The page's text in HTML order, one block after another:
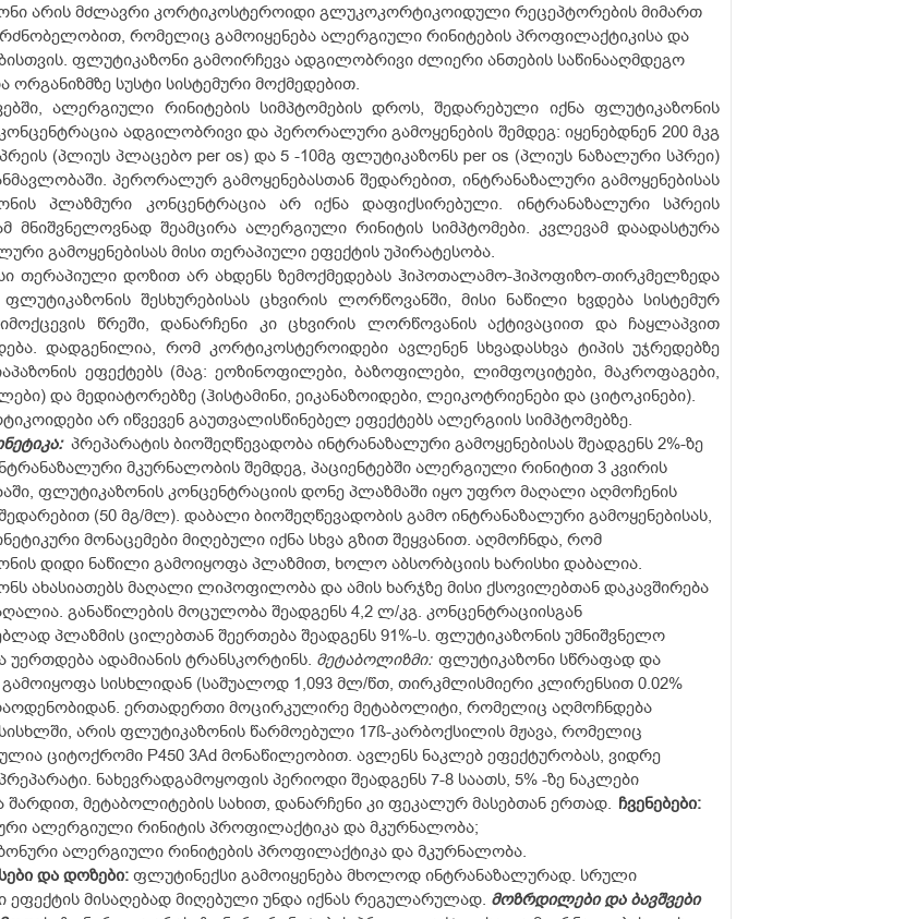
არის მძლავრი კორტიკოსტეროიდი გლუკოკორტიკოიდული რეცეპტორების მიმართ
რომელიც გამოიყენება ალერგიული რინიტების პროფილაქტიკისა და
ფლუტიკაზონი გამოირჩევა ადგილობრივი ძლიერი ანთების საწინააღმდეგო
ორგანიზმზე სუსტი სისტემური მოქმედებით.
ალერგიული რინიტების სიმპტომების დროს, შედარებული იქნა ფლუტიკაზონის
ადგილობრივი და პერორალური გამოყენების შემდეგ: იყენებდნენ 200 მკგ
(პლიუს პლაცებო per os) და 5 -10მგ ფლუტიკაზონს per os (პლიუს ნაზალური სპრეი)
პერორალურ გამოყენებასთან შედარებით, ინტრანაზალური გამოყენებისას
პლაზმური კონცენტრაცია არ იქნა დაფიქსირებული. ინტრანაზალური სპრეის
მნიშვნელოვნად შეამცირა ალერგიული რინიტის სიმპტომები. კვლევამ დაადასტურა
გამოყენებისას მისი თერაპიული ეფექტის უპირატესობა.
თერაპიული დოზით არ ახდენს ზემოქმედებას ჰიპოთალამო-ჰიპოფიზო-თირკმელზედა
ფლუტიკაზონის შესხურებისას ცხვირის ლორწოვანში, მისი ნაწილი ხვდება სისტემურ
წრეში, დანარჩენი კი ცხვირის ლორწოვანის აქტივაციით და ჩაყლაპვით
დადგენილია, რომ კორტიკოსტეროიდები ავლენენ სხვადასხვა ტიპის უჯრედებზე
ეფექტებს (მაგ: ეოზინოფილები, ბაზოფილები, ლიმფოციტები, მაკროფაგები,
და მედიატორებზე (ჰისტამინი, ეიკანაზოიდები, ლეიკოტრიენები და ციტოკინები).
არ იწვევენ გაუთვალისწინებელ ეფექტებს ალერგიის სიმპტომებზე.
პრეპარატის ბიოშეღწევადობა ინტრანაზალური გამოყენებისას შეადგენს 2%-ზე
მკურნალობის შემდეგ, პაციენტებში ალერგიული რინიტით 3 კვირის
ფლუტიკაზონის კონცენტრაციის დონე პლაზმაში იყო უფრო მაღალი აღმოჩენის
(50 მგ/მლ). დაბალი ბიოშეღწევადობის გამო ინტრანაზალური გამოყენებისას,
მონაცემები მიღებული იქნა სხვა გზით შეყვანით. აღმოჩნდა, რომ
დიდი ნაწილი გამოიყოფა პლაზმით, ხოლო აბსორბციის ხარისხი დაბალია.
ახასიათებს მაღალი ლიპოფილობა და ამის ხარჯზე მისი ქსოვილებთან დაკავშირება
განაწილების მოცულობა შეადგენს 4,2 ლ/კგ. კონცენტრაციისგან
პლაზმის ცილებთან შეერთება შეადგენს 91%-ს. ფლუტიკაზონის უმნიშვნელო
ადამიანის ტრანსკორტინს. მეტაბოლიზმი: ფლუტიკაზონი სწრაფად და
სისხლიდან (საშუალოდ 1,093 მლ/წთ, თირკმლისმიერი კლირენსით 0.02%
ერთადერთი მოცირკულირე მეტაბოლიტი, რომელიც აღმოჩნდება
არის ფლუტიკაზონის წარმოებული 17ß-კარბოქსილის მჟავა, რომელიც
ციტოქრომი P450 3Ad მონაწილეობით. ავლენს ნაკლებ ეფექტურობას, ვიდრე
ნახევრადგამოყოფის პერიოდი შეადგენს 7-8 საათს, 5% -ზე ნაკლები
შარდით, მეტაბოლიტების სახით, დანარჩენი კი ფეკალურ მასებთან ერთად. ჩვენებები:
ალერგიული რინიტის პროფილაქტიკა და მკურნალობა;
ალერგიული რინიტების პროფილაქტიკა და მკურნალობა.
და დოზები: ფლუტინექსი გამოიყენება მხოლოდ ინტრანაზალურად. სრული
ეფექტის მისაღებად მიღებული უნდა იქნას რეგულარულად. მოზრდილები და ბავშვები